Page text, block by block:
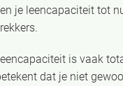
je leencapaciteit tot
is vaak
dat je niet